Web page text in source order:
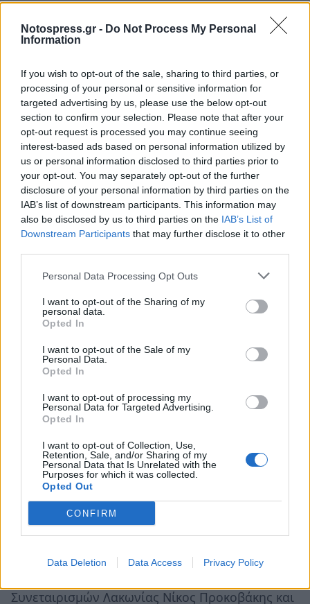
Notospress.gr - Do Not Process My Personal
Information
If you wish to opt-out of the sale, sharing to third parties, or
processing of your personal or sensitive information for
targeted advertising by us, please use the below opt-out
section to confirm your selection. Please note that after your
opt-out request is processed you may continue seeing
interest-based ads based on personal information utilized by
us or personal information disclosed to third parties prior to
your opt-out. You may separately opt-out of the further
disclosure of your personal information by third parties on the
IAB’s list of downstream participants. This information may
also be disclosed by us to third parties on the IAB’s List of
Downstream Participants that may further disclose it to other
Personal Data Processing Opt Outs
I want to opt-out of the Sharing of my
personal data.
Opted In
I want to opt-out of the Sale of my
Personal Data.
Opted In
I want to opt-out of processing my
Personal Data for Targeted Advertising.
Opted In
I want to opt-out of Collection, Use,
Retention, Sale, and/or Sharing of my
Personal Data that Is Unrelated with the
Purposes for which it was collected.
Opted Out
CONFIRM
Data Deletion Data Access Privacy Policy
μπορεί να προχωρήσει στον ποσοτικό
ανταγωνισμό της Ισπανίας. Πρέπει δε να
υποκαταστήσει την Ιταλία στον
διαμεσολαβητικό ρόλο της. Επιβάλλεται να
δουλέψουν οι Έλληνες παραγωγοί συλλογικά,
να βελτιώσουν τις συνθήκες καλλιέργειας και να
στοχεύσουν στο ειδικό, μοναδικό, εξαιρετικό
ελαιόλαδο και στην ελληνική ελιά (π.χ.
αθηνολιά) έτσι ώστε να πάρουν στην αγορά το
μερίδιο που τους αναλογεί και στην τιμή που
πρέπει.
Στο ακροατήριο της εκδήλωσης διακρίναμε
πρόσωπα που πιστοποίησαν την ανάγκη, τέτοιες
εκδηλώσεις να επαναληφθούν και να
Το διακύβευμα και οι εισηγήσεις «έσπασαν»
στεγανά (κομματικά, κοινωνικά, τοπικιστικά) και
άνθρωποι που έχουν άποψη κι εμπειρία
βρέθηκαν σε μια εκδήλωση, που σύμφωνα με
την Φεβρωνία Πατριανάκου είναι η αρχή σειράς
εκδηλώσεων.
Ενδεικτικά, για την «καθολικότητα» της
αποδοχής από τους Λάκωνες της συγκεκριμένης
πρότασης – εκδήλωσης αναφέρουμε ότι στο
ακροατήριο βρέθηκαν η Αντιπεριφερειάρχης
Ντία Τζανετέα, ο πρόεδρος του Περιφερειακού
Συμβουλίου Γιώργος Πουλοκέφαλος, ο
υποψήφιος αντιπεριφερειάρχης Παναγιώτης
Συνεταιρισμών Λακωνίας Νίκος Προκοβάκης και